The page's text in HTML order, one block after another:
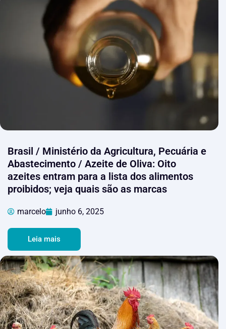
Brasil / Ministério da Agricultura, Pecuária e
Abastecimento / Azeite de Oliva: Oito
azeites entram para a lista dos alimentos
proibidos; veja quais são as marcas
marcelo junho 6, 2025
Leia mais